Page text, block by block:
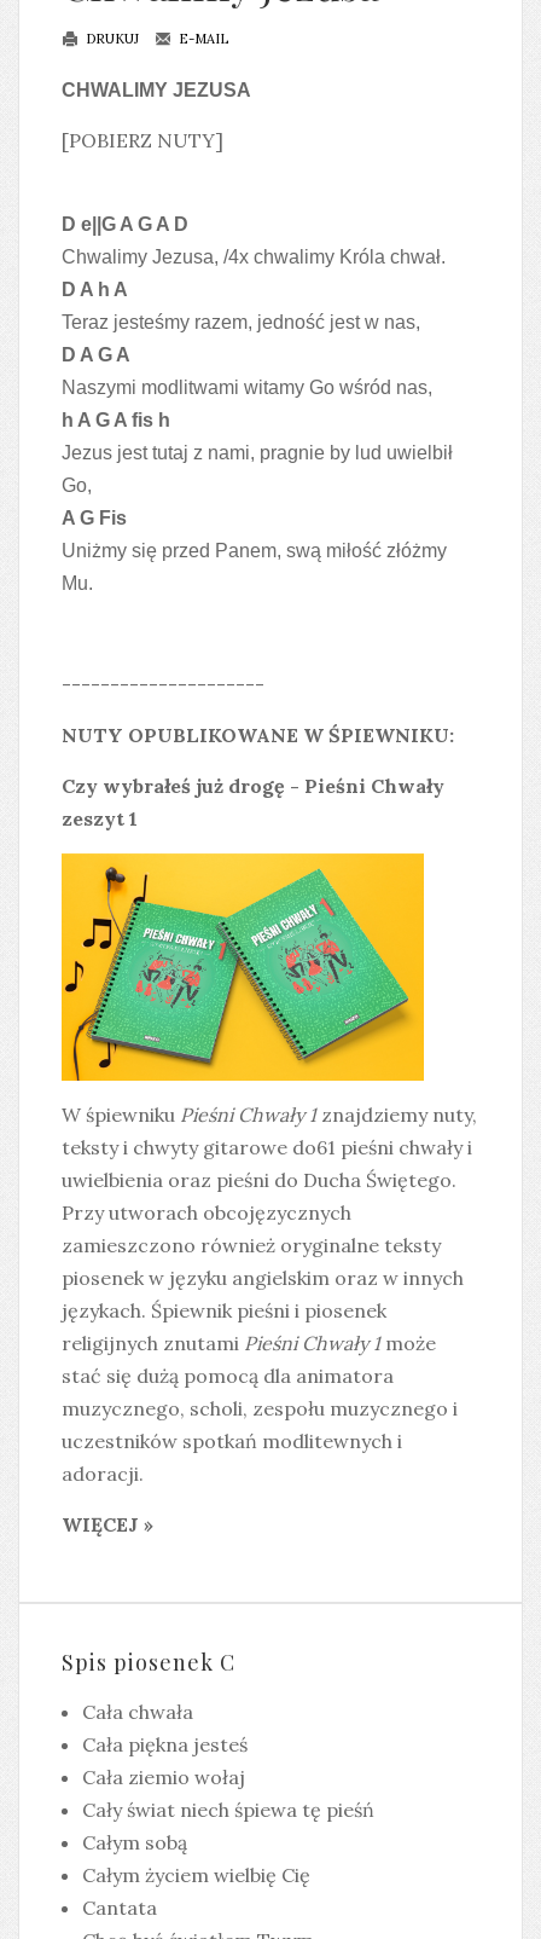
DRUKUJ E-MAIL
CHWALIMY JEZUSA
[POBIERZ NUTY]
D e||G A G A D
Chwalimy Jezusa, /4x chwalimy Króla chwał.
D A h A
Teraz jesteśmy razem, jedność jest w nas,
D A G A
Naszymi modlitwami witamy Go wśród nas,
h A G A fis h
Jezus jest tutaj z nami, pragnie by lud uwielbił
Go,
A G Fis
Uniżmy się przed Panem, swą miłość złóżmy
Mu.
---------------------
NUTY OPUBLIKOWANE W ŚPIEWNIKU:
Czy wybrałeś już drogę - Pieśni Chwały
zeszyt 1
W śpiewniku Pieśni Chwały 1znajdziemy nuty,
teksty i chwyty gitarowe do61 pieśni chwały i
uwielbienia oraz pieśni do Ducha Świętego.
Przy utworach obcojęzycznych
zamieszczono również oryginalne teksty
piosenek w języku angielskim oraz w innych
językach. Śpiewnik pieśni i piosenek
religijnych znutami Pieśni Chwały 1może
stać się dużą pomocą dla animatora
muzycznego, scholi, zespołu muzycznego i
uczestników spotkań modlitewnych i
adoracji.
WIĘCEJ »
Spis piosenek C
Cała chwała
Cała piękna jesteś
Cała ziemio wołaj
Cały świat niech śpiewa tę pieśń
Całym sobą
Całym życiem wielbię Cię
Cantata